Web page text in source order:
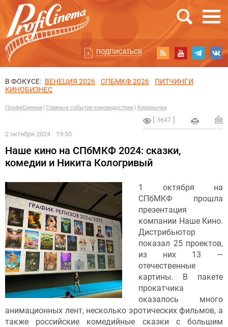
ПОДПИСАТЬСЯ
В ФОКУСЕ: ВЕНЕЦИЯ 2026 СПБМКФ 2026
ПИТЧИНГИ
КИНОБИЗНЕС
ПрофиСинема Главные события киноиндустрии Кинорынки
3647
2 октября 2024 19:50
Наше кино на СПбМКФ 2024: сказки,
комедии и Никита Кологривый
1 октября на
СПбМКФ прошла
презентация
компании Наше Кино.
Дистрибьютор
показал 25 проектов,
из них 13 —
отечественные
картины. В пакете
прокатчика
оказалось много
анимационных лент, несколько эротических фильмов, а
также российские комедийные сказки с большим